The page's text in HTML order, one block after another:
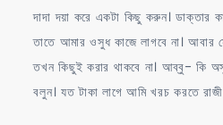
দাদা দয়া করে একটা কিছু করুন। ডাক্তার
তাতে আমার ওসুধ কাজে লাগবে না। আবার
তখন কিছুই করার থাকবে না। আব্বু- কি
বলুন। যত টাকা লাগে আমি খরচ করতে